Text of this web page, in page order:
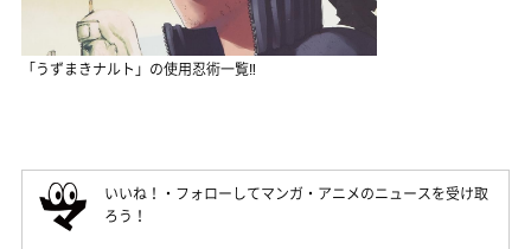
「うずまきナルト」の使用忍術一覧‼
いいね！・フォローしてマンガ・アニメのニュースを受け取
ろう！